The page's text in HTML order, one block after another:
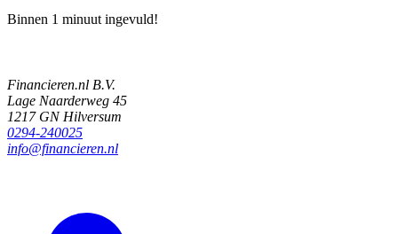
Binnen 1 minuut ingevuld!
Financieren.nl B.V.
Lage Naarderweg 45
1217 GN Hilversum
0294-240025
info@financieren.nl